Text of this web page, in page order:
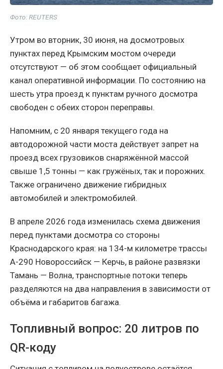
Фото: REUTERS
Утром во вторник, 30 июня, на досмотровых
пунктах перед Крымским мостом очереди
отсутствуют — об этом сообщает официальный
канал оперативной информации. По состоянию на
шесть утра проезд к пунктам ручного досмотра
свободен с обеих сторон переправы.
Напомним, с 20 января текущего года на
автодорожной части моста действует запрет на
проезд всех грузовиков снаряжённой массой
свыше 1,5 тонны — как гружёных, так и порожних.
Также ограничено движение гибридных
автомобилей и электромобилей.
В апреле 2026 года изменилась схема движения
перед пунктами досмотра со стороны
Краснодарского края: на 134-м километре трассы
А-290 Новороссийск — Керчь, в районе развязки
Тамань — Волна, транспортные потоки теперь
разделяются на два направления в зависимости от
объёма и габаритов багажа.
Топливный вопрос: 20 литров по
QR-коду